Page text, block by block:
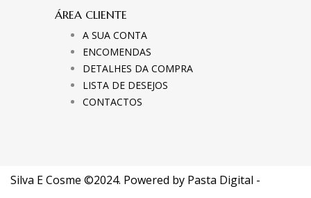
ÁREA CLIENTE
A SUA CONTA
ENCOMENDAS
DETALHES DA COMPRA
LISTA DE DESEJOS
CONTACTOS
Silva E Cosme ©2024. Powered by Pasta Digital -